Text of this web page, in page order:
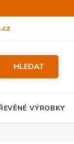
Moje objednávka
HLEDAT
VÝROBKY